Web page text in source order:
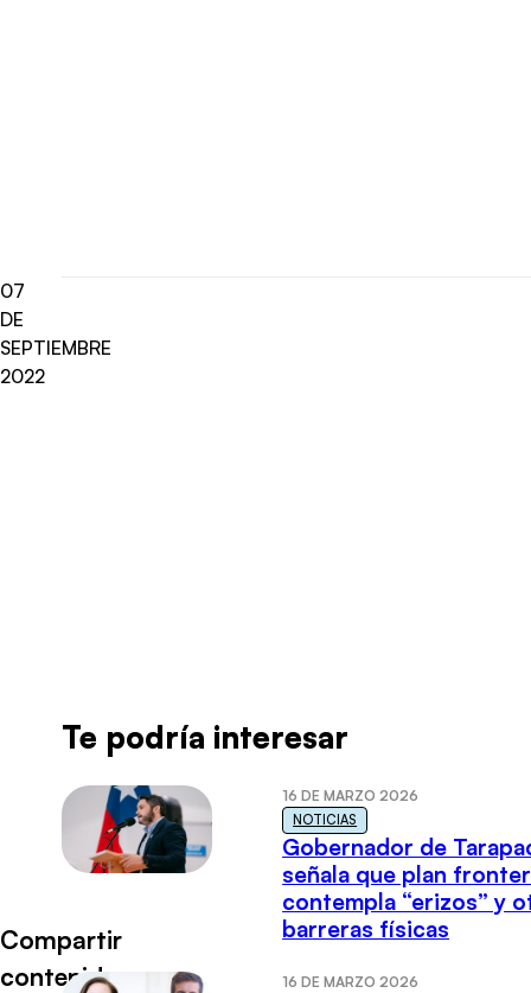
07
DE
SEPTIEMBRE
2022
Compartir
contenido
Te podría interesar
16 DE MARZO 2026
NOTICIAS
Gobernador de
señala que plan
contempla “erizos” y
barreras físicas
16 DE MARZO 2026